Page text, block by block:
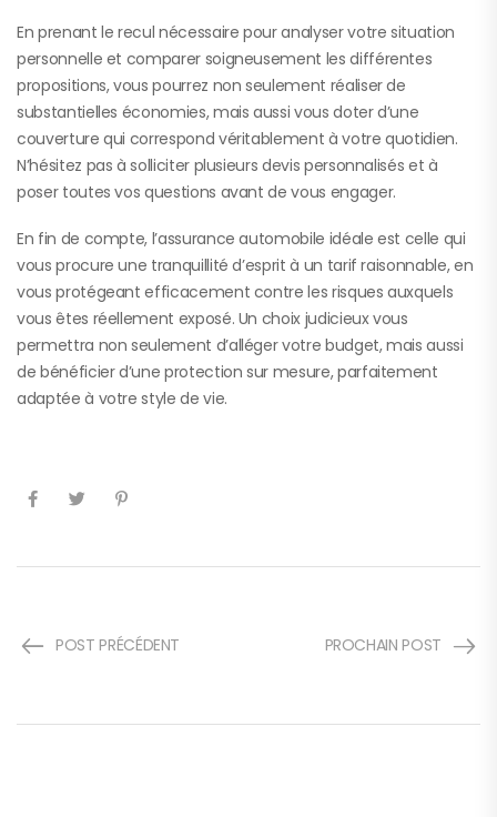
En prenant le recul nécessaire pour analyser votre situation
personnelle et comparer soigneusement les différentes
propositions, vous pourrez non seulement réaliser de
substantielles économies, mais aussi vous doter d’une
couverture qui correspond véritablement à votre quotidien.
N’hésitez pas à solliciter plusieurs devis personnalisés et à
poser toutes vos questions avant de vous engager.
En fin de compte, l’assurance automobile idéale est celle qui
vous procure une tranquillité d’esprit à un tarif raisonnable, en
vous protégeant efficacement contre les risques auxquels
vous êtes réellement exposé. Un choix judicieux vous
permettra non seulement d’alléger votre budget, mais aussi
de bénéficier d’une protection sur mesure, parfaitement
adaptée à votre style de vie.
POST PRÉCÉDENT PROCHAIN POST